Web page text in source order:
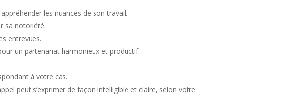
les nuances de son travail.
sa notoriété.
entrevues.
un partenariat harmonieux et productif.
à votre cas.
peut s’exprimer de façon intelligible et claire, selon votre